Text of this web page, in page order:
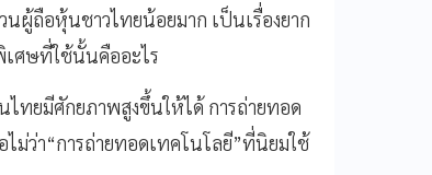
ผู้ถือหุ้นชาวไทยน้อยมาก เป็นเรื่องยาก
เศษที่ใช้นั้นคืออะไร
ทยมีศักยภาพสูงขึ้นให้ได้ การถ่ายทอด
ม่ว่า“การถ่ายทอดเทคโนโลยี”ที่นิยมใช้